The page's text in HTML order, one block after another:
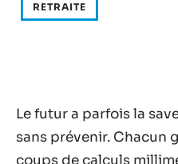
RETRAITE
Le futur a parfois la
sans prévenir. Chacun
coups de calculs